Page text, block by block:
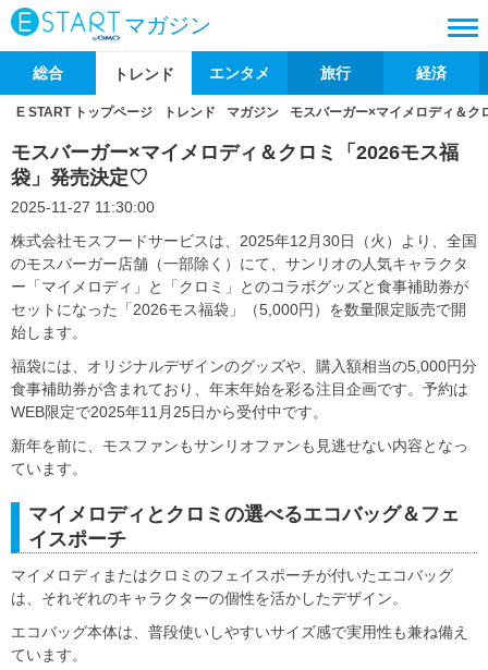
マガジン
総合 トレンド エンタメ 旅行 経済
E START トップページ トレンド マガジン モスバーガー×マイメロディ＆
モスバーガー×マイメロディ＆クロミ「2026モス福
袋」発売決定♡
2025-11-27 11:30:00
株式会社モスフードサービスは、2025年12月30日（火）より、全国
のモスバーガー店舗（一部除く）にて、サンリオの人気キャラクタ
ー「マイメロディ」と「クロミ」とのコラボグッズと食事補助券が
セットになった「2026モス福袋」（5,000円）を数量限定販売で開
始します。
福袋には、オリジナルデザインのグッズや、購入額相当の5,000円分
食事補助券が含まれており、年末年始を彩る注目企画です。予約は
WEB限定で2025年11月25日から受付中です。
新年を前に、モスファンもサンリオファンも見逃せない内容となっ
ています。
マイメロディとクロミの選べるエコバッグ＆フェ
イスポーチ
マイメロディまたはクロミのフェイスポーチが付いたエコバッグ
は、それぞれのキャラクターの個性を活かしたデザイン。
エコバッグ本体は、普段使いしやすいサイズ感で実用性も兼ね備え
ています。